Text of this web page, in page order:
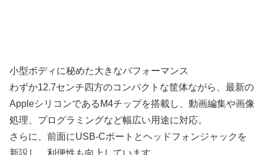
小型ボディに秘めた大きなパフォーマンス
わずか12.7センチ四方のコンパクトな筐体ながら、最新の
AppleシリコンであるM4チップを搭載し、動画編集や画像
処理、プログラミングなど幅広い用途に対応。
さらに、前面にUSB-Cポートとヘッドフォンジャックを
新設し、利便性も向上しています。